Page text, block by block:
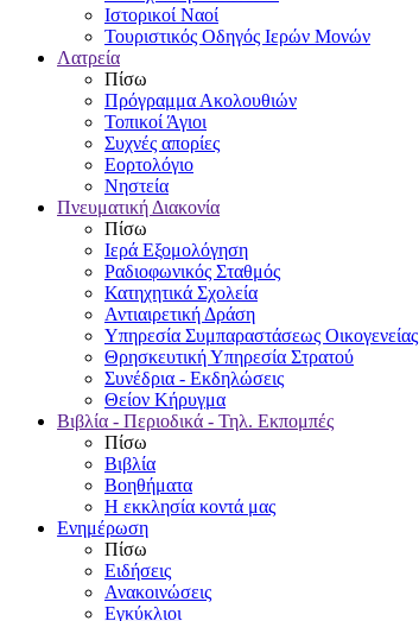
Ιστορικοί Ναοί
Τουριστικός Οδηγός Ιερών Μονών
Λατρεία
Πίσω
Πρόγραμμα Ακολουθιών
Τοπικοί Άγιοι
Συχνές απορίες
Εορτολόγιο
Νηστεία
Πνευματική Διακονία
Πίσω
Ιερά Εξομολόγηση
Ραδιοφωνικός Σταθμός
Κατηχητικά Σχολεία
Αντιαιρετική Δράση
Υπηρεσία Συμπαραστάσεως Οικογενείας
Θρησκευτική Υπηρεσία Στρατού
Συνέδρια - Εκδηλώσεις
Θείον Κήρυγμα
Βιβλία - Περιοδικά - Τηλ. Εκπομπές
Πίσω
Βιβλία
Βοηθήματα
Η εκκλησία κοντά μας
Ενημέρωση
Πίσω
Ειδήσεις
Ανακοινώσεις
Εγκύκλιοι